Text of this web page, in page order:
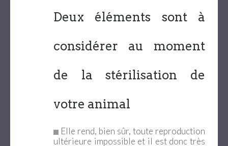
Deux éléments sont à
considérer au moment
de la stérilisation de
votre animal
Elle rend, bien sûr, toute reproduction
ultérieure impossible et il est donc très